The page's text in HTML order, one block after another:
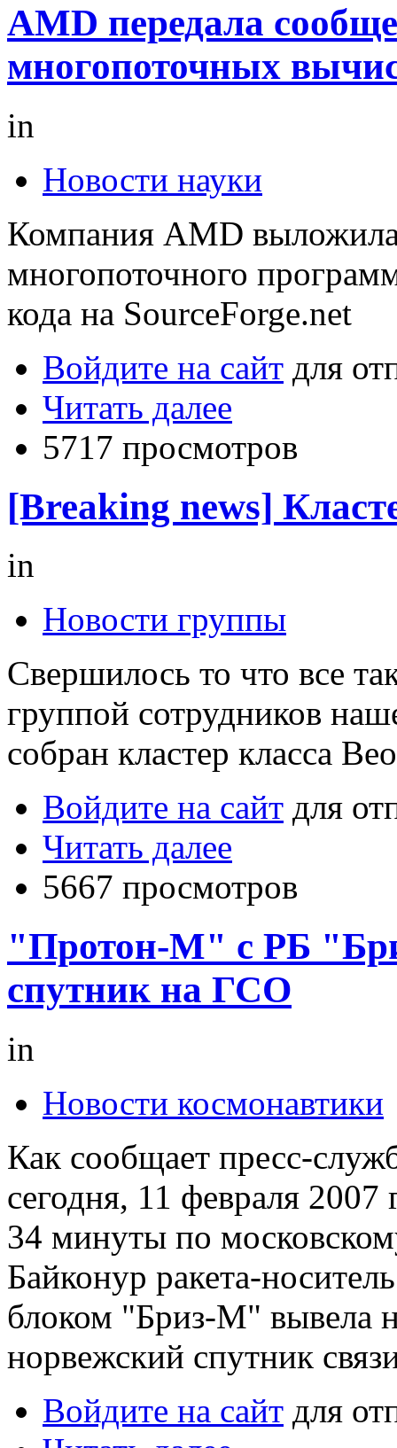
AMD передала
многопоточных
in
Новости науки
Компания AMD
многопоточного
кода на SourceForge.net
Войдите на сайт для
Читать далее
5717 просмотров
[Breaking news]
in
Новости группы
Свершилось то что все
группой сотрудников
собран кластер класса
Войдите на сайт для
Читать далее
5667 просмотров
"Протон-М" с РБ
спутник на ГСО
in
Новости космонавтики
Как сообщает пресс-
сегодня, 11 февраля 2007
34 минуты по
Байконур ракета-
блоком "Бриз-М" вывела
норвежский спутник
Войдите на сайт для